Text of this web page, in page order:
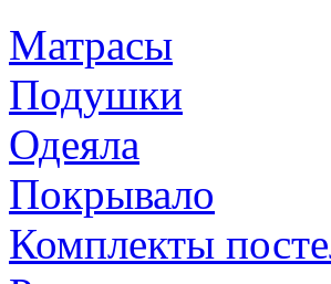
Матрасы
Подушки
Одеяла
Покрывало
Комплекты